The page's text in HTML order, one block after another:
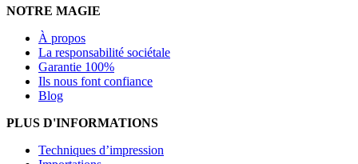
NOTRE MAGIE
À propos
La responsabilité sociétale
Garantie 100%
Ils nous font confiance
Blog
PLUS D'INFORMATIONS
Techniques d’impression